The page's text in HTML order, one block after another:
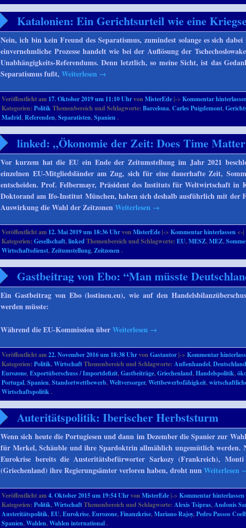
Katalonien: Ein Gerichtsurteil wie eine
Nein, ich bin kein Freund des Separatismus, zumindest solange es sich
einvernehmliche Prozesse handelt wie bei der Auflösung der
Unabhängigkeits-Referendums. Denn letztlich, so meine Sicht, ist das
Separatismus fußt,Weiterlesen →
Veröffentlicht am 17. Oktober 2019 um 11:10 UhrvonMisterEde |->Kommentar
Kategorien:PolitikThemenbereich und Schlagworte:Barcelona,Carles Puigdemont,
Madrid,Referenden,Separatisten,Spanien.
linked: „Ökonomie der Zeit: Does Time
Vor kurzem hat die EU ein Ende der Zeitumstellung im Jahr 2021
einzelnen EU-Mitgliedsländer am Zug, sich für eine dauerhafte Zeit,
entscheiden. Prof. Felbermayr, Präsident des Instituts für Weltwirtschaft
Doktorand am Ifo-Institut München, haben sich deshalb ausführlich mit der
Auswirkung die Wahl der ZeitzonenWeiterlesen →
Veröffentlicht am 12. Mai 2019 um 18:36 UhrvonMisterEde |->Kommentar hinterlassen <-|
Kategorien:Gesellschaft,linkedThemenbereich und Schlagworte:EU,MESZ,MEZ,
Wirtschaftsdienst,Zeitumstellung,Zeitzonen.
Gastbeitrag von Ebo: “Man müsste
Ein Gastbeitrag von Ebo (lostineu.eu), wie auf den
werden müsste:
Während die EU-Kommission überWeiterlesen →
Veröffentlicht am22. November 2016 um 18:38 UhrvonGastautor |->Kommentar
Kategorien:Politik,WirtschaftThemenbereich und Schlagworte:Außenhandel,
Eurozone,Exportüberschuss / Importdefizit,Gastbeiträge,Griechenland,Handelspolitik,
Portugal,Spanien,Standortwettbewerb,Weltversorger,Wettbewerbsfähigkeit,
Wirtschaftspolitik.
Auteritätspolitik: Iberischer Herbststurm
Wenn sich heute die Portugiesen und dann im Dezember die Spanier zur
für Merkel, Schäuble und ihre Spardoktrin allmählich ungemütlich werden.
Eurokrise bereits die Austeritätsbefürworter Sarkozy (Frankreich),
(Griechenland) ihre Regierungsämter verloren haben, droht nunWeiterlesen
Veröffentlicht am4. Oktober 2015 um 19:54 UhrvonMisterEde |->Kommentar hinterlassen
Kategorien:Politik,WirtschaftThemenbereich und Schlagworte:Alexis Tsipras,Andonis
Austeritätspolitik,EU,Eurokrise,Eurozone,Finanzkrise,Mariano Rajoy,Pedro Passos
Spanien,Wahlen,Wahlen international.